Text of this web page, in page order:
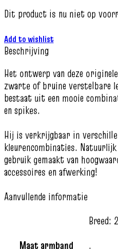
Dit product is nu niet op
Add to wishlist
Beschrijving
Het ontwerp van deze
zwarte of bruine verstelbare
bestaat uit een mooie
en spikes.
Hij is verkrijgbaar in
kleurencombinaties.
gebruik gemaakt van
accessoires en afwerking!
Aanvullende informatie
Maat armband
Breed:
,